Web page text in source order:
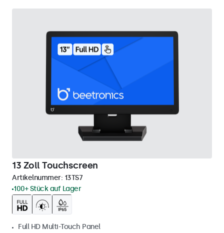
13 Zoll Touchscreen
Artikelnummer: 13TS7
100+ Stück auf Lager
Full HD Multi-Touch Panel